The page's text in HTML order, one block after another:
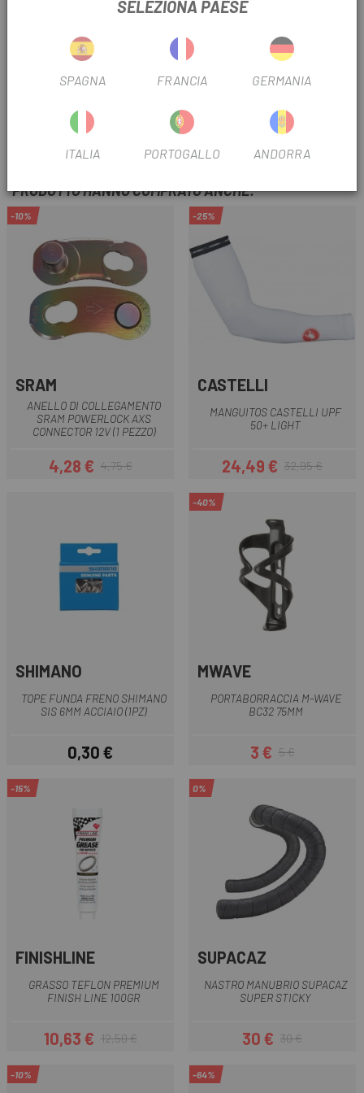
INFORMAZIONI SUL PRODOTTO
Tope Funda Cambio Shimano 6mm SP-40 SIS (1ud)
freni si deteriorino precocemente.
PRODOTTO HANNO COMPRATO ANCHE:
-10%
SRAM
ANELLO DI COLLEGAMENTO
SRAM POWERLOCK AXS
CONNECTOR 12V (1 PEZZO)
Prezzo
4,28 €Prezzo base
4,75 €
-25%
CASTELLI
MANGUITOS CASTELLI UPF
50+ LIGHT
Prezzo
24,49 €Prezzo base
32,95 €
SHIMANO
TOPE FUNDA FRENO SHIMANO
SIS 6MM ACCIAIO (1PZ)
Prezzo
0,30 €
-40%
MWAVE
PORTABORRACCIA M-WAVE
BC32 75MM
Prezzo
3 €Prezzo base
5 €
-15%
FINISHLINE
GRASSO TEFLON PREMIUM
FINISH LINE 100GR
Prezzo
10,63 €Prezzo base
12,50 €
0%
SUPACAZ
NASTRO MANUBRIO SUPACAZ
SUPER STICKY
Prezzo
30 €Prezzo base
30 €
-10% -64%
SELEZIONA PAESE
SPAGNA FRANCIA GERMANIA
ITALIA PORTOGALLO ANDORRA